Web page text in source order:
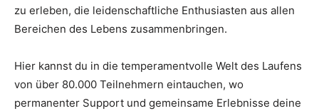
zu erleben, die leidenschaftliche Enthusiasten aus allen
Bereichen des Lebens zusammenbringen.
Hier kannst du in die temperamentvolle Welt des Laufens
von über 80.000 Teilnehmern eintauchen, wo
permanenter Support und gemeinsame Erlebnisse deine